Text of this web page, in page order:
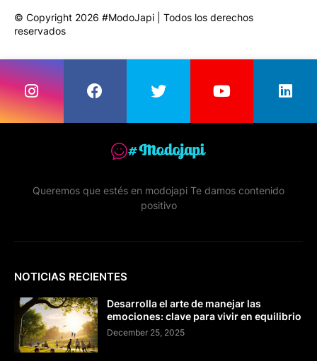
© Copyright 2026 #ModoJapi | Todos los derechos
reservados
Queremos que estés en modojapi Te damos contenido
positivo
NOTICIAS RECIENTES
Desarrolla el arte de manejar las
emociones: clave para vivir en equilibrio
December 25, 2025